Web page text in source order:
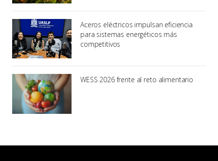
Aceros eléctricos impulsan eficiencia
para sistemas energéticos más
competitivos
WESS 2026 frente al reto alimentario